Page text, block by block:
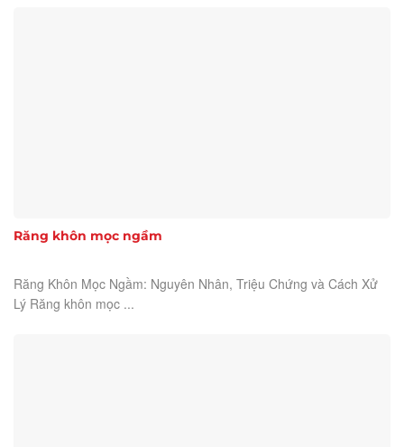
Răng khôn mọc ngầm
Răng Khôn Mọc Ngầm: Nguyên Nhân, Triệu Chứng và Cách Xử
Lý Răng khôn mọc ...